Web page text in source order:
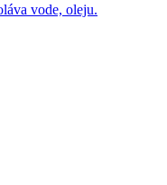
vode, oleju.